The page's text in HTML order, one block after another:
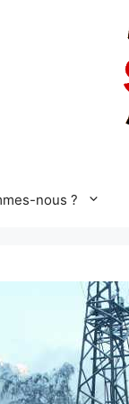
nous ?